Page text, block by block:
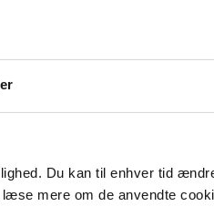
Du kan til enhver tid
mere om de anvendte
og drager ud for at
Det bliver en farefuld
prinsesse Mononoke,